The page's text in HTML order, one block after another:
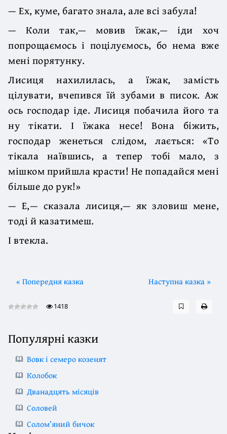
— Ех, куме, багато знала, але всі забула!
— Коли так,— мовив їжак,— іди хоч
попрощаємось і поцілуємось, бо нема вже
мені порятунку.
Лисиця нахилилась, а їжак, замість
цілувати, вчепився їй зубами в писок. Аж
ось господар іде. Лисиця побачила його та
ну тікати. І їжака несе! Вона біжить,
господар женеться слідом, лається: «То
тікала наївшись, а тепер тобі мало, з
мішком прийшла красти! Не попадайся мені
більше до рук!»
— Е,— сказала лисиця,— як зловиш мене,
тоді й казатимеш.
І втекла.
« Попередня казка Наступна казка »
1418
Популярні казки
Вовк і семеро козенят
Колобок
Дванадцять місяців
Соловей
Солом’яний бичок